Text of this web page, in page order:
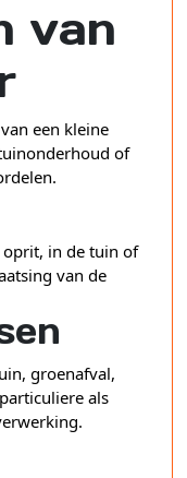
van
een kleine
of
oprit, in de tuin of
van de
groenafval,
als